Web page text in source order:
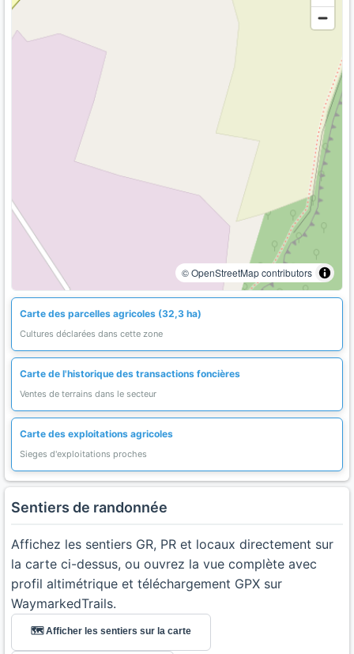
© OpenStreetMap contributors
Carte des parcelles agricoles (32,3 ha)
Cultures déclarées dans cette zone
Carte de l'historique des transactions foncières
Ventes de terrains dans le secteur
Carte des exploitations agricoles
Sieges d'exploitations proches
Sentiers de randonnée
Affichez les sentiers GR, PR et locaux directement sur
la carte ci-dessus, ou ouvrez la vue complète avec
profil altimétrique et téléchargement GPX sur
WaymarkedTrails.
🗺️ Afficher les sentiers sur la carte